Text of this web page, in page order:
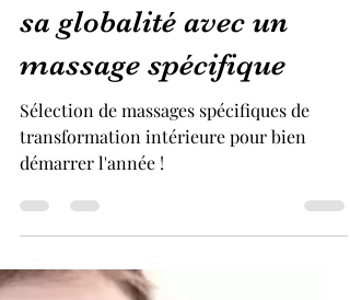
entre ses intentions
2025 et son corps dans
sa globalité avec un
massage spécifique
Sélection de massages spécifiques de